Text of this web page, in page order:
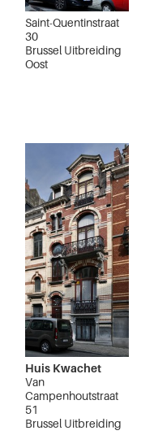
Saint-Quentinstraat
30
Brussel Uitbreiding
Oost
Huis Kwachet
Van
Campenhoutstraat
51
Brussel Uitbreiding